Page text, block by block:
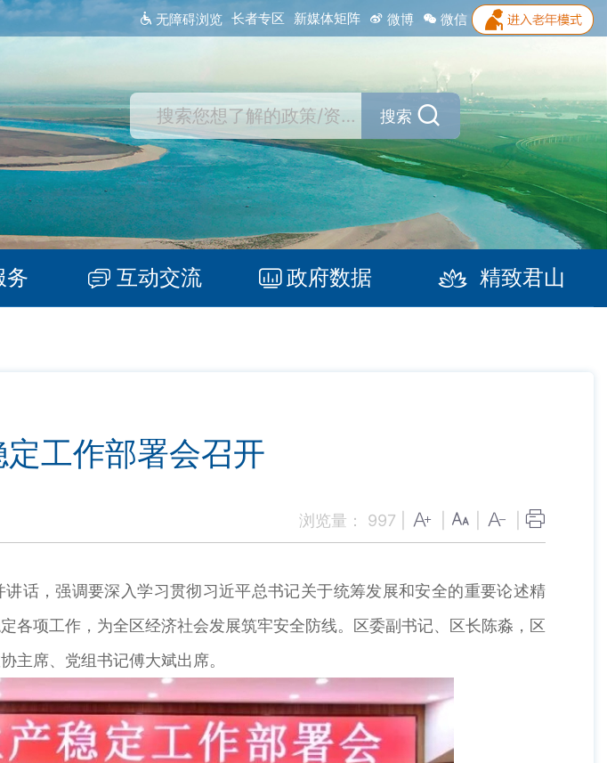
无障碍浏览 长者专区 新媒体矩阵 微博 微信
搜索
务 互动交流 政府数据 精致君山
工作部署会召开
浏览量： 997
，强调要深入学习贯彻习近平总书记关于统筹发展和安全的重要论述精
各项工作，为全区经济社会发展筑牢安全防线。区委副书记、区长陈淼，区
主席、党组书记傅大斌出席。